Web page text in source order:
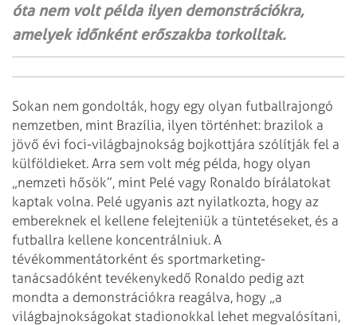
óta nem volt példa ilyen demonstrációkra,
amelyek időnként erőszakba torkolltak.
Sokan nem gondolták, hogy egy olyan futballrajongó
nemzetben, mint Brazília, ilyen történhet: brazilok a
jövő évi foci-világbajnokság bojkottjára szólítják fel a
külföldieket. Arra sem volt még példa, hogy olyan
„nemzeti hősök”, mint Pelé vagy Ronaldo bírálatokat
kaptak volna. Pelé ugyanis azt nyilatkozta, hogy az
embereknek el kellene felejteniük a tüntetéseket, és a
futballra kellene koncentrálniuk. A
tévékommentátorként és sportmarketing-
tanácsadóként tevékenykedő Ronaldo pedig azt
mondta a demonstrációkra reagálva, hogy „a
világbajnokságokat stadionokkal lehet megvalósítani,